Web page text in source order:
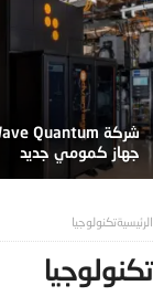
جهاز كمومي جديد
تكنولوجيا
تكنولوجيا